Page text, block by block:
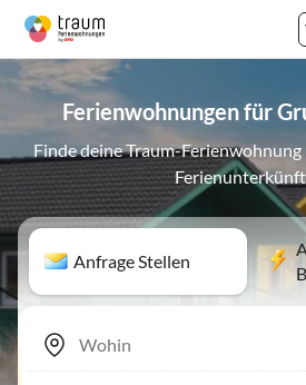
Ferienwohnungen für
Finde deine Traum-
Anfrage Stellen